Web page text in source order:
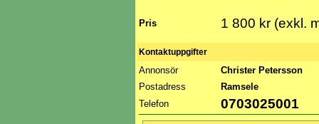
Pris 1 800 kr (exkl.
Kontaktuppgifter
Annonsör
Christer Petersson
Postadress
Ramsele
Telefon
0703025001